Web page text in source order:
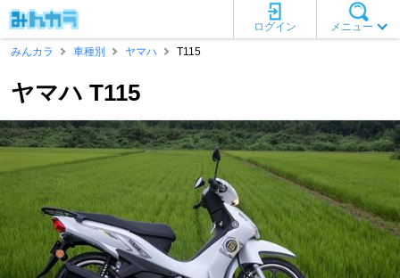
メニュー
ログイン
みんカラ
車種別 ヤマハ T115
ヤマハ T115